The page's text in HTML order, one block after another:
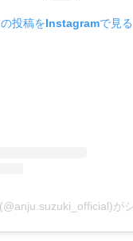
の投稿をInstagramで見る
が